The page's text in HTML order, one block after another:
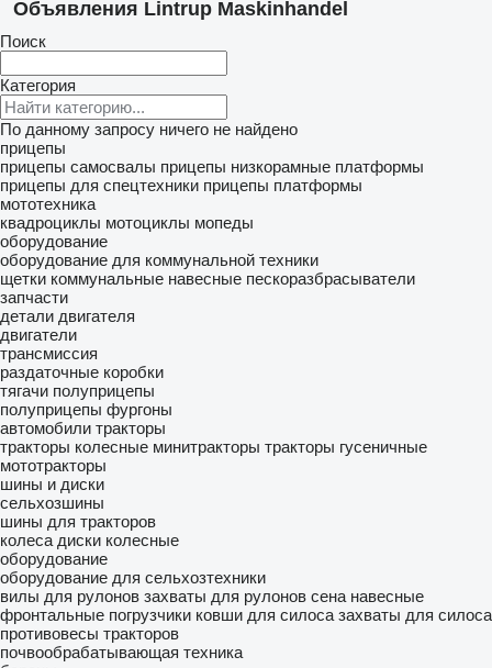
Объявления Lintrup Maskinhandel
Поиск
Категория
По данному запросу ничего не найдено
прицепы
прицепы самосвалы прицепы низкорамные платформы
прицепы для спецтехники прицепы платформы
мототехника
квадроциклы мотоциклы мопеды
оборудование
оборудование для коммунальной техники
щетки коммунальные навесные пескоразбрасыватели
запчасти
детали двигателя
двигатели
трансмиссия
раздаточные коробки
тягачи полуприцепы
полуприцепы фургоны
автомобили тракторы
тракторы колесные минитракторы тракторы гусеничные
мототракторы
шины и диски
сельхозшины
шины для тракторов
колеса диски колесные
оборудование
оборудование для сельхозтехники
вилы для рулонов захваты для рулонов сена навесные
фронтальные погрузчики ковши для силоса захваты для силоса
противовесы тракторов
почвообрабатывающая техника